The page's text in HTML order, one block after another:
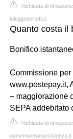
Richiesta di
laleggepertutti.it
Quanto costa il
Bonifico
Commissione
www.postepay.it,
– maggiorazione
SEPA addebitato
Richiesta di
numeroverdeassistenza.it